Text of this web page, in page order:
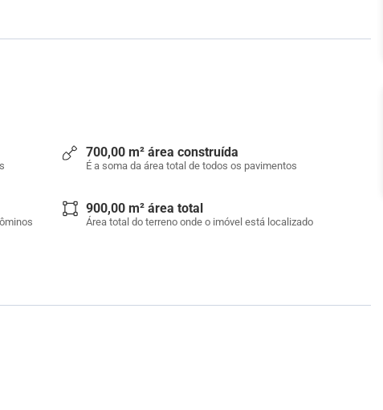
700,00 m² área construída
É a soma da área total de todos os pavimentos
900,00 m² área total
Área total do terreno onde o imóvel está localizado